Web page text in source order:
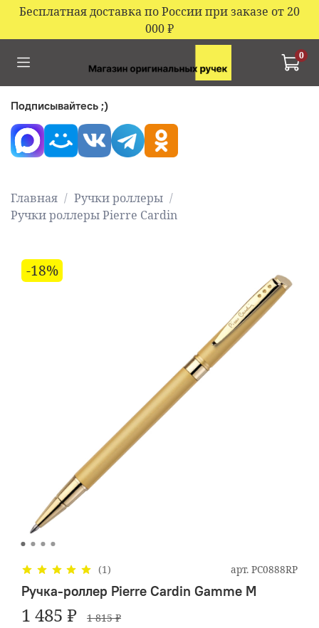
Бесплатная доставка по России при заказе от 20
000₽
0
Главная
Ручки роллеры
Ручки роллеры Pierre Cardin
-18%
(1) арт. PC0888RP
Ручка-роллер Pierre Cardin Gamme M
1 485 ₽ 1 815 ₽
Подписывайтесь ;)